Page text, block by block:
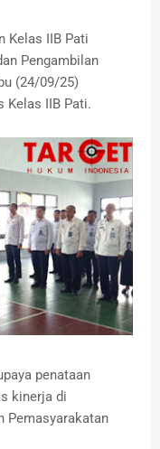
Kelas IIB Pati
Pengambilan
(24/09/25)
Kelas IIB Pati.
penataan
kinerja di
Pemasyarakatan